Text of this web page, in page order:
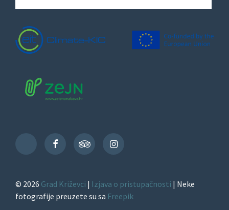
TikTok
FacebookTripAdvisorInstagram
© 2026 Grad Križevci | Izjava o pristupačnosti | Neke
fotografije preuzete su sa Freepik